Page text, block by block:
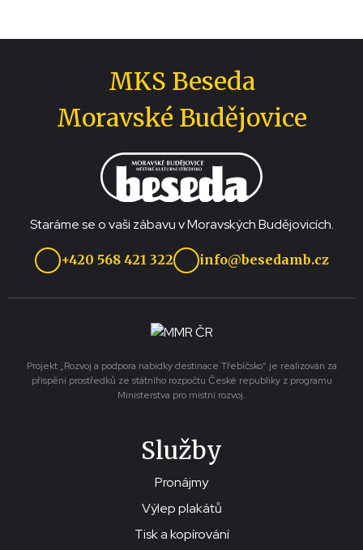
MKS Beseda
Moravské Budějovice
Staráme se o vaši zábavu v Moravských Budějovicích.
+420 568 421 322 info@besedamb.cz
Projekt „Rozvoj a podpora nabídky destinace Třebíčsko“ je realizován za
přispění prostředků ze státního rozpočtu České republiky z programu
Ministerstva pro místní rozvoj.
Služby
Pronájmy
Výlep plakátů
Tisk a kopírování